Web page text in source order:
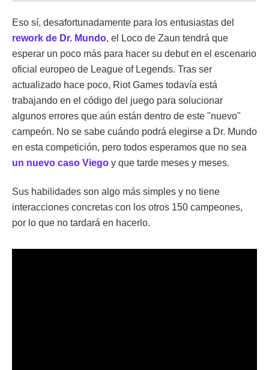
Eso sí, desafortunadamente para los entusiastas del
rework de Dr. Mundo, el Loco de Zaun tendrá que
esperar un poco más para hacer su debut en el escenario
oficial europeo de League of Legends. Tras ser
actualizado hace poco, Riot Games todavía está
trabajando en el código del juego para solucionar
algunos errores que aún están dentro de este "nuevo"
campeón. No se sabe cuándo podrá elegirse a Dr. Mundo
en esta competición, pero todos esperamos que no sea
un nuevo caso Viego y que tarde meses y meses.
Sus habilidades son algo más simples y no tiene
interacciones concretas con los otros 150 campeones,
por lo que no tardará en hacerlo.